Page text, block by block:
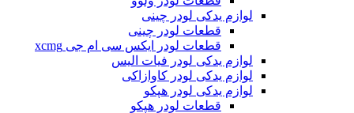
لوازم یدکی لودر چینی
قطعات لودر چینی
قطعات لودر ایکس سی ام جی xcmg
لوازم یدکی لودر فیات الیس
لوازم یدکی لودر کاوازاکی
لوازم یدکی لودر هپکو
قطعات لودر هپکو